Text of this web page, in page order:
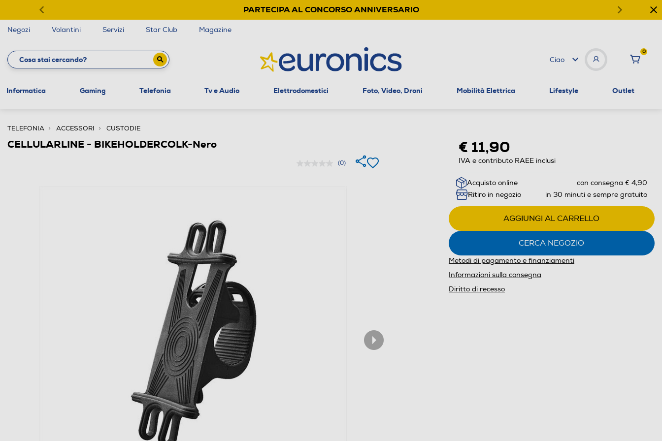
PARTECIPA AL CONCORSO ANNIVERSARIO
Negozi Volantini Servizi Star Club Magazine
Ciao
0
Informatica Gaming Telefonia Tv e Audio Elettrodomestici Foto, Video, Droni Mobilità Elettrica Lifestyle Outlet
TELEFONIA ACCESSORI CUSTODIE
CELLULARLINE - BIKEHOLDERCOLK-Nero
(0)
€ 11,90
IVA e contributo RAEE inclusi
Acquisto online
con consegna € 4,90
Ritiro in negozio
in 30 minuti e sempre gratuito
AGGIUNGI AL CARRELLO
CERCA NEGOZIO
Metodi di pagamento e finanziamenti
Informazioni sulla consegna
Diritto di recesso